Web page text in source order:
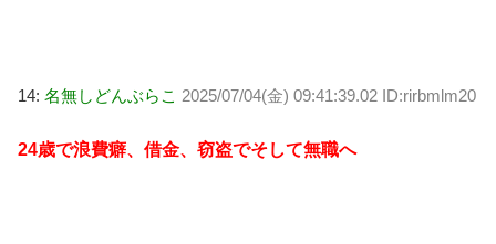
14: 名無しどんぶらこ 2025/07/04(金) 09:41:39.02 ID:rirbmlm20
24歳で浪費癖、借金、窃盗でそして無職へ